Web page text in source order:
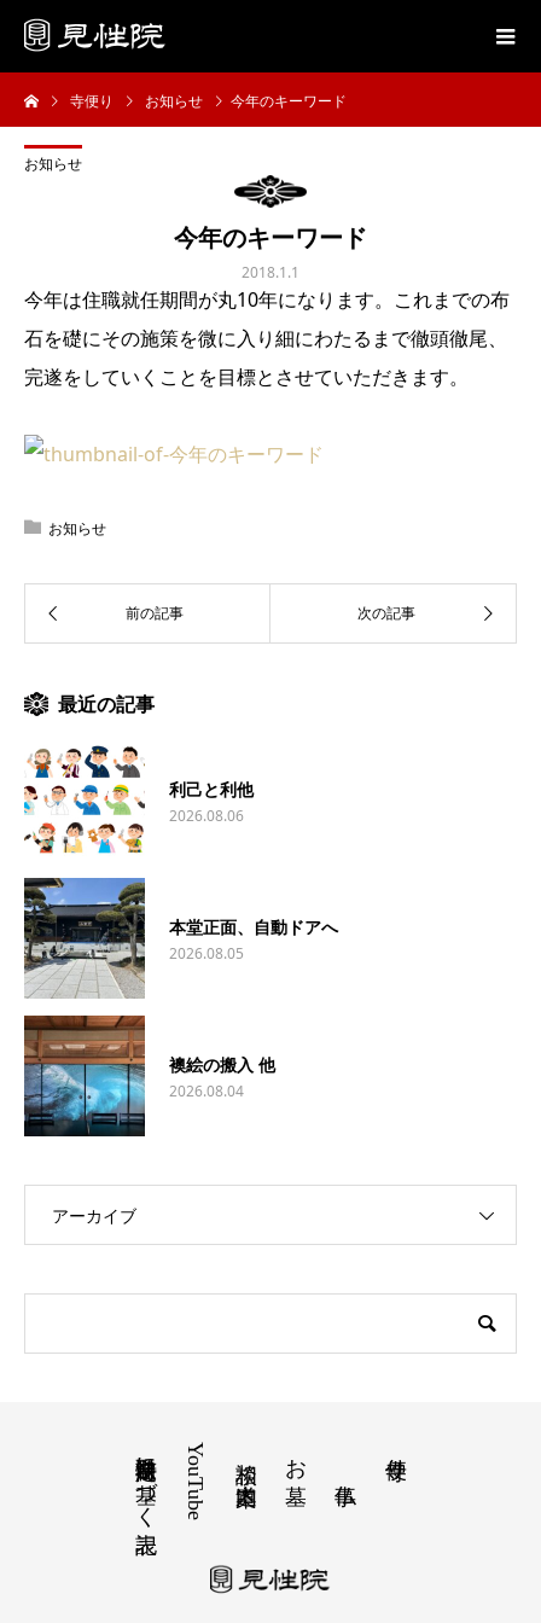
寺便り お知らせ 今年のキーワード
お知らせ
今年のキーワード
2018.1.1
今年は住職就任期間が丸10年になります。これまでの布
石を礎にその施策を微に入り細にわたるまで徹頭徹尾、
完遂をしていくことを目標とさせていただきます。
お知らせ
最近の記事
利己と利他
2026.08.06
本堂正面、自動ドアへ
2026.08.05
襖絵の搬入 他
2026.08.04
アーカイブ
寺便り
お墓
YouTube
特定商取引法に基づく表記